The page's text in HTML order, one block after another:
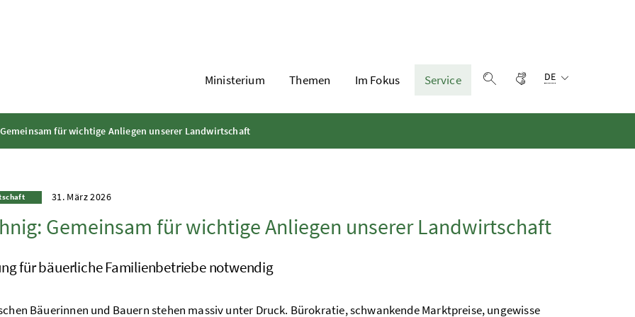
Ministerium Themen Im Fokus
Service
Gebärdensprache
DE
für wichtige Anliegen unserer Landwirtschaft
31. März 2026
Gemeinsam für wichtige Anliegen unserer Landwirtschaft
für bäuerliche Familienbetriebe notwendig
Bäuerinnen und Bauern stehen massiv unter Druck. Bürokratie, schwankende Marktpreise, ungewisse